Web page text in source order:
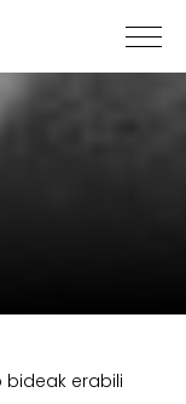
bideak erabili